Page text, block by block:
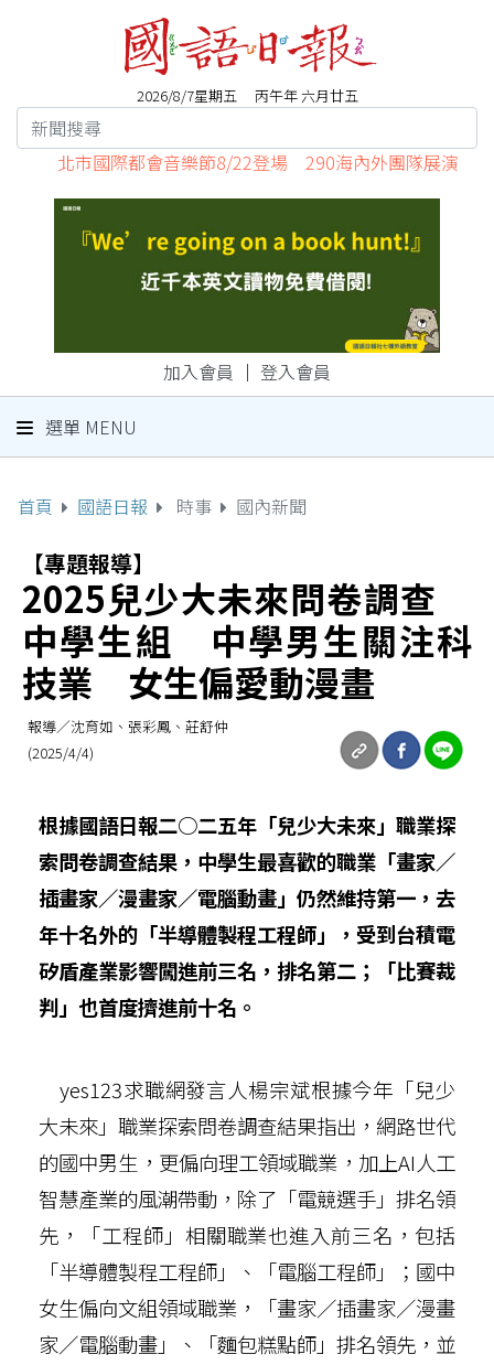
2026/8/7星期五 丙午年 六月廿五
北市國際都會音樂節8/22登場 290海內外團隊展演
加入會員 ｜ 登入會員
選單 MENU
首頁 國語日報 時事 國內新聞
【專題報導】
2025兒少大未來問卷調查
中學生組 中學男生關注科
技業 女生偏愛動漫畫
報導／沈育如、張彩鳳、莊舒仲
(2025/4/4)
根據國語日報二○二五年「兒少大未來」職業探
索問卷調查結果，中學生最喜歡的職業「畫家／
插畫家／漫畫家／電腦動畫」仍然維持第一，去
年十名外的「半導體製程工程師」，受到台積電
矽盾產業影響闖進前三名，排名第二；「比賽裁
判」也首度擠進前十名。
yes123求職網發言人楊宗斌根據今年「兒少
大未來」職業探索問卷調查結果指出，網路世代
的國中男生，更偏向理工領域職業，加上AI人工
智慧產業的風潮帶動，除了「電競選手」排名領
先，「工程師」相關職業也進入前三名，包括
「半導體製程工程師」、「電腦工程師」；國中
女生偏向文組領域職業，「畫家／插畫家／漫畫
家／電腦動畫」、「麵包糕點師」排名領先，並